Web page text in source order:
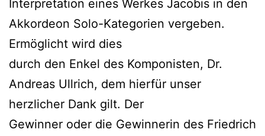
Interpretation eines Werkes Jacobis in den
Akkordeon Solo-Kategorien vergeben.
Ermöglicht wird dies
durch den Enkel des Komponisten, Dr.
Andreas Ullrich, dem hierfür unser
herzlicher Dank gilt. Der
Gewinner oder die Gewinnerin des Friedrich